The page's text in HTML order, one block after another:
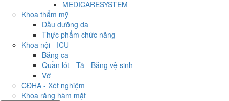
MEDICARESYSTEM
Khoa thẩm mỹ
Dầu dưỡng da
Thực phẩm chức năng
Khoa nội - ICU
Băng ca
Quần lót - Tã - Băng vệ sinh
Vớ
CĐHA - Xét nghiệm
Khoa răng hàm mặt